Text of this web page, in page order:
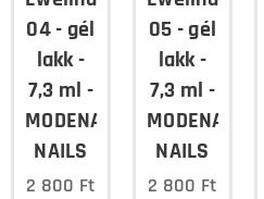
04 - gél
lakk -
7,3 ml -
MODENA
NAILS
2 800 Ft
05 - gél
lakk -
7,3 ml -
MODENA
NAILS
2 800 Ft